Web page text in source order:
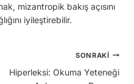
mizantropik bakış açısını
iyileştirebilir.
SONRAKI
Hiperleksi: Okuma Yeteneği